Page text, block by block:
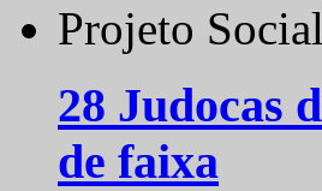
Projeto Social
28 Judocas
de faixa